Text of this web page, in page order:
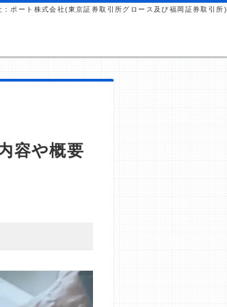
：ポート株式会社(東京証券取引所グロース及び福岡証券取引所)
容や概要
ものではなく、当
提供を行っていま